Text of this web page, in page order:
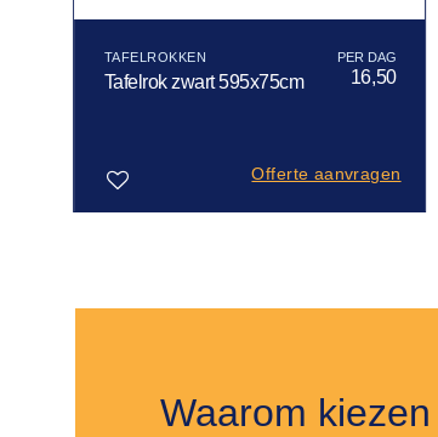
TAFELROKKEN
Tafelrok zwart 595x75cm 16,50
Offerte aanvragen
Waarom